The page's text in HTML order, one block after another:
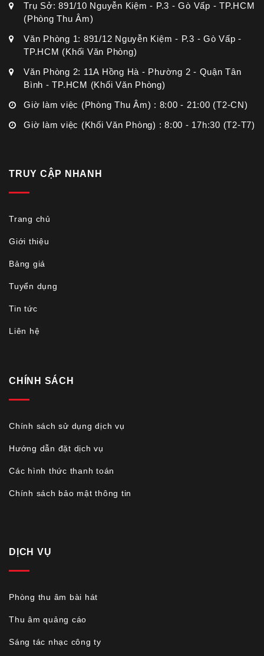
Trụ Sở: 891/10 Nguyễn Kiệm - P.3 - Gò Vấp - TP.HCM
(Phòng Thu Âm)
Văn Phòng 1: 891/12 Nguyễn Kiệm - P.3 - Gò Vấp -
TP.HCM (Khối Văn Phòng)
Văn Phòng 2: 11A Hồng Hà - Phường 2 - Quận Tân
Bình - TP.HCM (Khối Văn Phòng)
Giờ làm việc (Phòng Thu Âm) : 8:00 - 21:00 (T2-CN)
Giờ làm việc (Khối Văn Phòng) : 8:00 - 17h:30 (T2-T7)
TRUY CẬP NHANH
Trang chủ
Giới thiệu
Bảng giá
Tuyển dụng
Tin tức
Liên hệ
CHÍNH SÁCH
Chính sách sử dụng dịch vụ
Hướng dẫn đặt dịch vụ
Các hình thức thanh toán
Chính sách bảo mật thông tin
DỊCH VỤ
Phòng thu âm bài hát
Thu âm quảng cáo
Sáng tác nhạc công ty